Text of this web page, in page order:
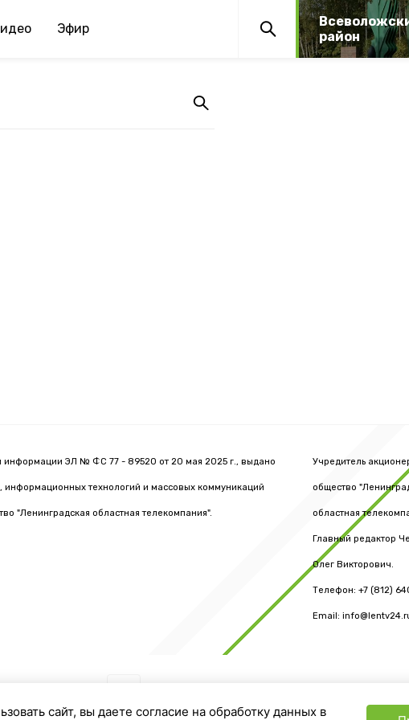
Эфир
район
информации ЭЛ № ФС 77 - 89520 от 20 мая 2025 г., выдано
технологий и массовых коммуникаций
"Ленинградская областная телекомпания".
Учредитель
общество
областная
Главный редактор
Олег Викторович.
Телефон: +7 (812)
Email:
сайт, вы даете согласие на обработку данных в